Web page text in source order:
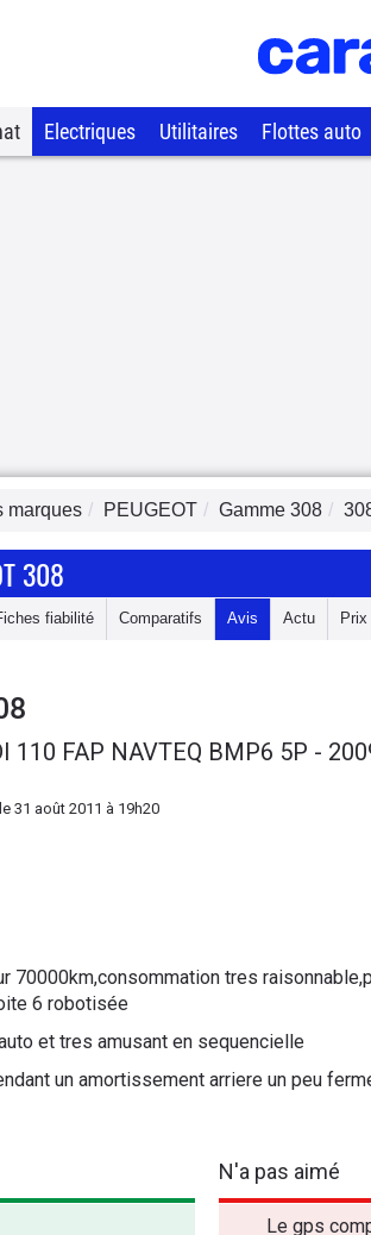
Electriques Utilitaires Flottes auto
marques PEUGEOT Gamme 308
308
fiabilité Comparatifs Avis Actu Prix
110 FAP NAVTEQ BMP6 5P -
le 31 août 2011 à 19h20
70000km,consommation tres
6 robotisée
et tres amusant en sequencielle
un amortissement arriere un peu
N'a pas aimé
Le gps